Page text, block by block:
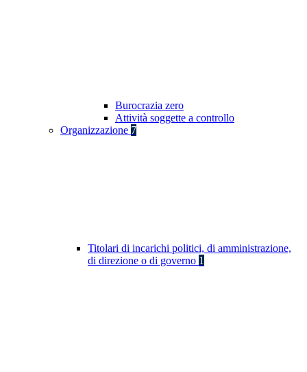
Burocrazia zero
Attività soggette a controllo
Organizzazione 7
Titolari di incarichi politici, di amministrazione,
di direzione o di governo 1